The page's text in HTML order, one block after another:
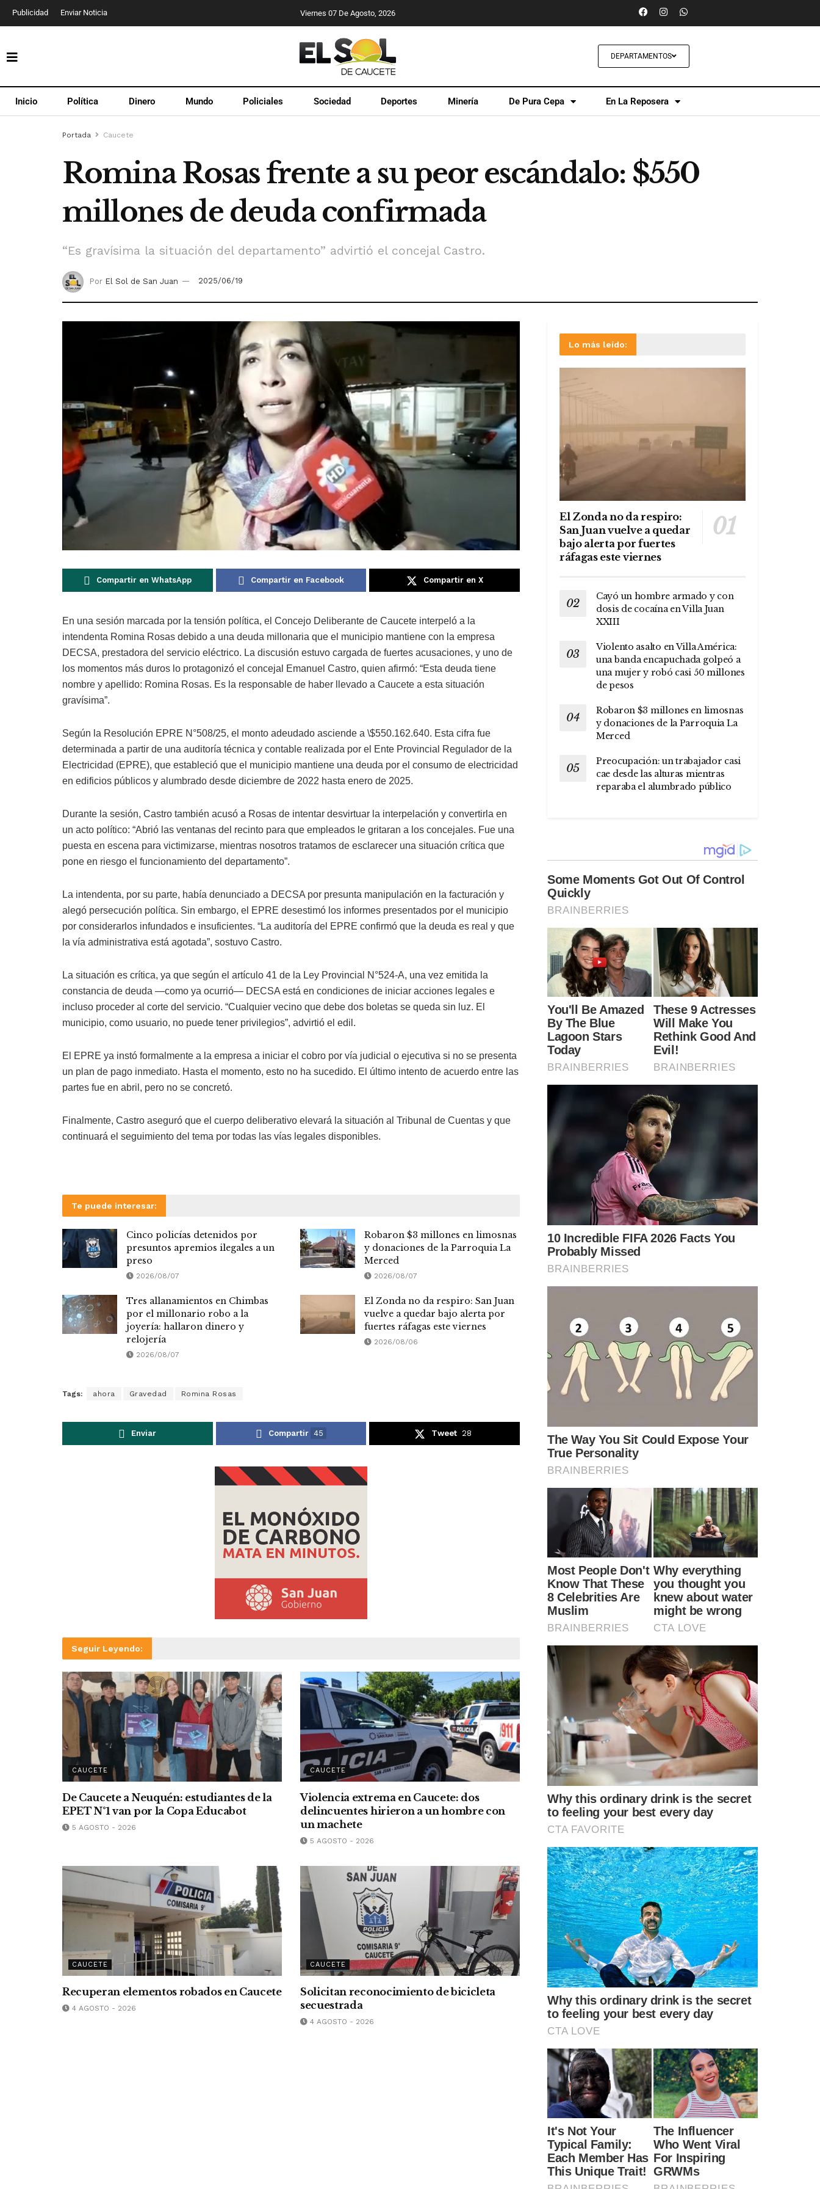
Publicidad Enviar Noticia Viernes 07 De Agosto, 2026
DEPARTAMENTOS
Inicio Política Dinero Mundo Policiales Sociedad Deportes Minería De Pura Cepa En La Reposera
Portada Caucete
Romina Rosas frente a su peor escándalo: $550
millones de deuda confirmada
“Es gravísima la situación del departamento” advirtió el concejal Castro.
Por El Sol de San Juan 2025/06/19
Compartir en WhatsApp Compartir en Facebook Compartir en X
En una sesión marcada por la tensión política, el Concejo Deliberante de Caucete interpeló a la
intendenta Romina Rosas debido a una deuda millonaria que el municipio mantiene con la empresa
DECSA, prestadora del servicio eléctrico. La discusión estuvo cargada de fuertes acusaciones, y uno de
los momentos más duros lo protagonizó el concejal Emanuel Castro, quien afirmó: “Esta deuda tiene
nombre y apellido: Romina Rosas. Es la responsable de haber llevado a Caucete a esta situación
gravísima”.
Según la Resolución EPRE N°508/25, el monto adeudado asciende a \$550.162.640. Esta cifra fue
determinada a partir de una auditoría técnica y contable realizada por el Ente Provincial Regulador de la
Electricidad (EPRE), que estableció que el municipio mantiene una deuda por el consumo de electricidad
en edificios públicos y alumbrado desde diciembre de 2022 hasta enero de 2025.
Durante la sesión, Castro también acusó a Rosas de intentar desvirtuar la interpelación y convertirla en
un acto político: “Abrió las ventanas del recinto para que empleados le gritaran a los concejales. Fue una
puesta en escena para victimizarse, mientras nosotros tratamos de esclarecer una situación crítica que
pone en riesgo el funcionamiento del departamento”.
La intendenta, por su parte, había denunciado a DECSA por presunta manipulación en la facturación y
alegó persecución política. Sin embargo, el EPRE desestimó los informes presentados por el municipio
por considerarlos infundados e insuficientes. “La auditoría del EPRE confirmó que la deuda es real y que
la vía administrativa está agotada”, sostuvo Castro.
La situación es crítica, ya que según el artículo 41 de la Ley Provincial N°524-A, una vez emitida la
constancia de deuda —como ya ocurrió— DECSA está en condiciones de iniciar acciones legales e
incluso proceder al corte del servicio. “Cualquier vecino que debe dos boletas se queda sin luz. El
municipio, como usuario, no puede tener privilegios”, advirtió el edil.
El EPRE ya instó formalmente a la empresa a iniciar el cobro por vía judicial o ejecutiva si no se presenta
un plan de pago inmediato. Hasta el momento, esto no ha sucedido. El último intento de acuerdo entre las
partes fue en abril, pero no se concretó.
Finalmente, Castro aseguró que el cuerpo deliberativo elevará la situación al Tribunal de Cuentas y que
continuará el seguimiento del tema por todas las vías legales disponibles.
Te puede interesar:
Cinco policías detenidos por
presuntos apremios ilegales a un
preso
2026/08/07
Robaron $3 millones en limosnas
y donaciones de la Parroquia La
Merced
2026/08/07
Tres allanamientos en Chimbas
por el millonario robo a la
joyería: hallaron dinero y
relojería
2026/08/07
El Zonda no da respiro: San Juan
vuelve a quedar bajo alerta por
fuertes ráfagas este viernes
2026/08/06
Tags: ahora Gravedad Romina Rosas
Enviar Compartir 45 Tweet 28
Seguir Leyendo:
CAUCETE
De Caucete a Neuquén: estudiantes de la
EPET N°1 van por la Copa Educabot
5 AGOSTO - 2026
CAUCETE
Violencia extrema en Caucete: dos
delincuentes hirieron a un hombre con
un machete
5 AGOSTO - 2026
CAUCETE
Recuperan elementos robados en Caucete
4 AGOSTO - 2026
CAUCETE
Solicitan reconocimiento de bicicleta
secuestrada
4 AGOSTO - 2026
Lo más leído:
El Zonda no da respiro:
San Juan vuelve a quedar
bajo alerta por fuertes
ráfagas este viernes
Cayó un hombre armado y con
dosis de cocaína en Villa Juan
XXIII
Violento asalto en Villa América:
una banda encapuchada golpeó a
una mujer y robó casi 50 millones
de pesos
Robaron $3 millones en limosnas
y donaciones de la Parroquia La
Merced
Preocupación: un trabajador casi
cae desde las alturas mientras
reparaba el alumbrado público